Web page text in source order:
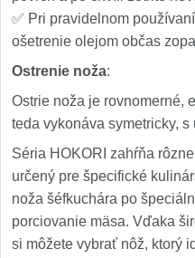
✅ Pri pravidelnom
ošetrenie olejom občas
Ostrenie noža:
Ostrie noža je rovnomerné,
teda vykonáva symetricky, s
Séria HOKORI zahŕňa
určený pre špecifické
noža šéfkuchára po
porciovanie mäsa. Vďaka
si môžete vybrať nôž, ktorý